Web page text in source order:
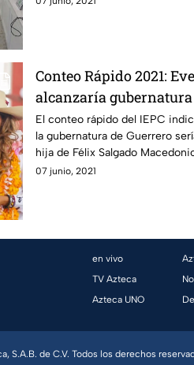
Conteo Rápido 2021:
alcanzaría
El conteo rápido del IEPC
la gubernatura de Guerrero
hija de Félix Salgado
07 junio, 2021
en vivo
TV Azteca
Azteca UNO
S.A.B. de C.V. Todos los derechos